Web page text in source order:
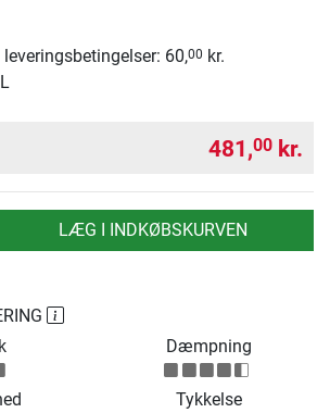
leveringsbetingelser: 60,00 kr.
481,00 kr.
LÆG I INDKØBSKURVEN
Dæmpning
Tykkelse